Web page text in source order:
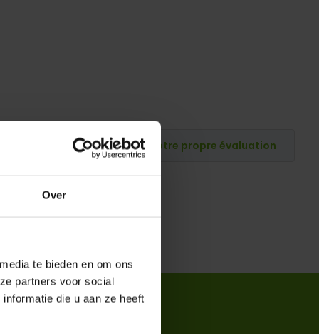
Over
te bieden en om ons
partners voor social
die u aan ze heeft
Publiez votre propre évaluation